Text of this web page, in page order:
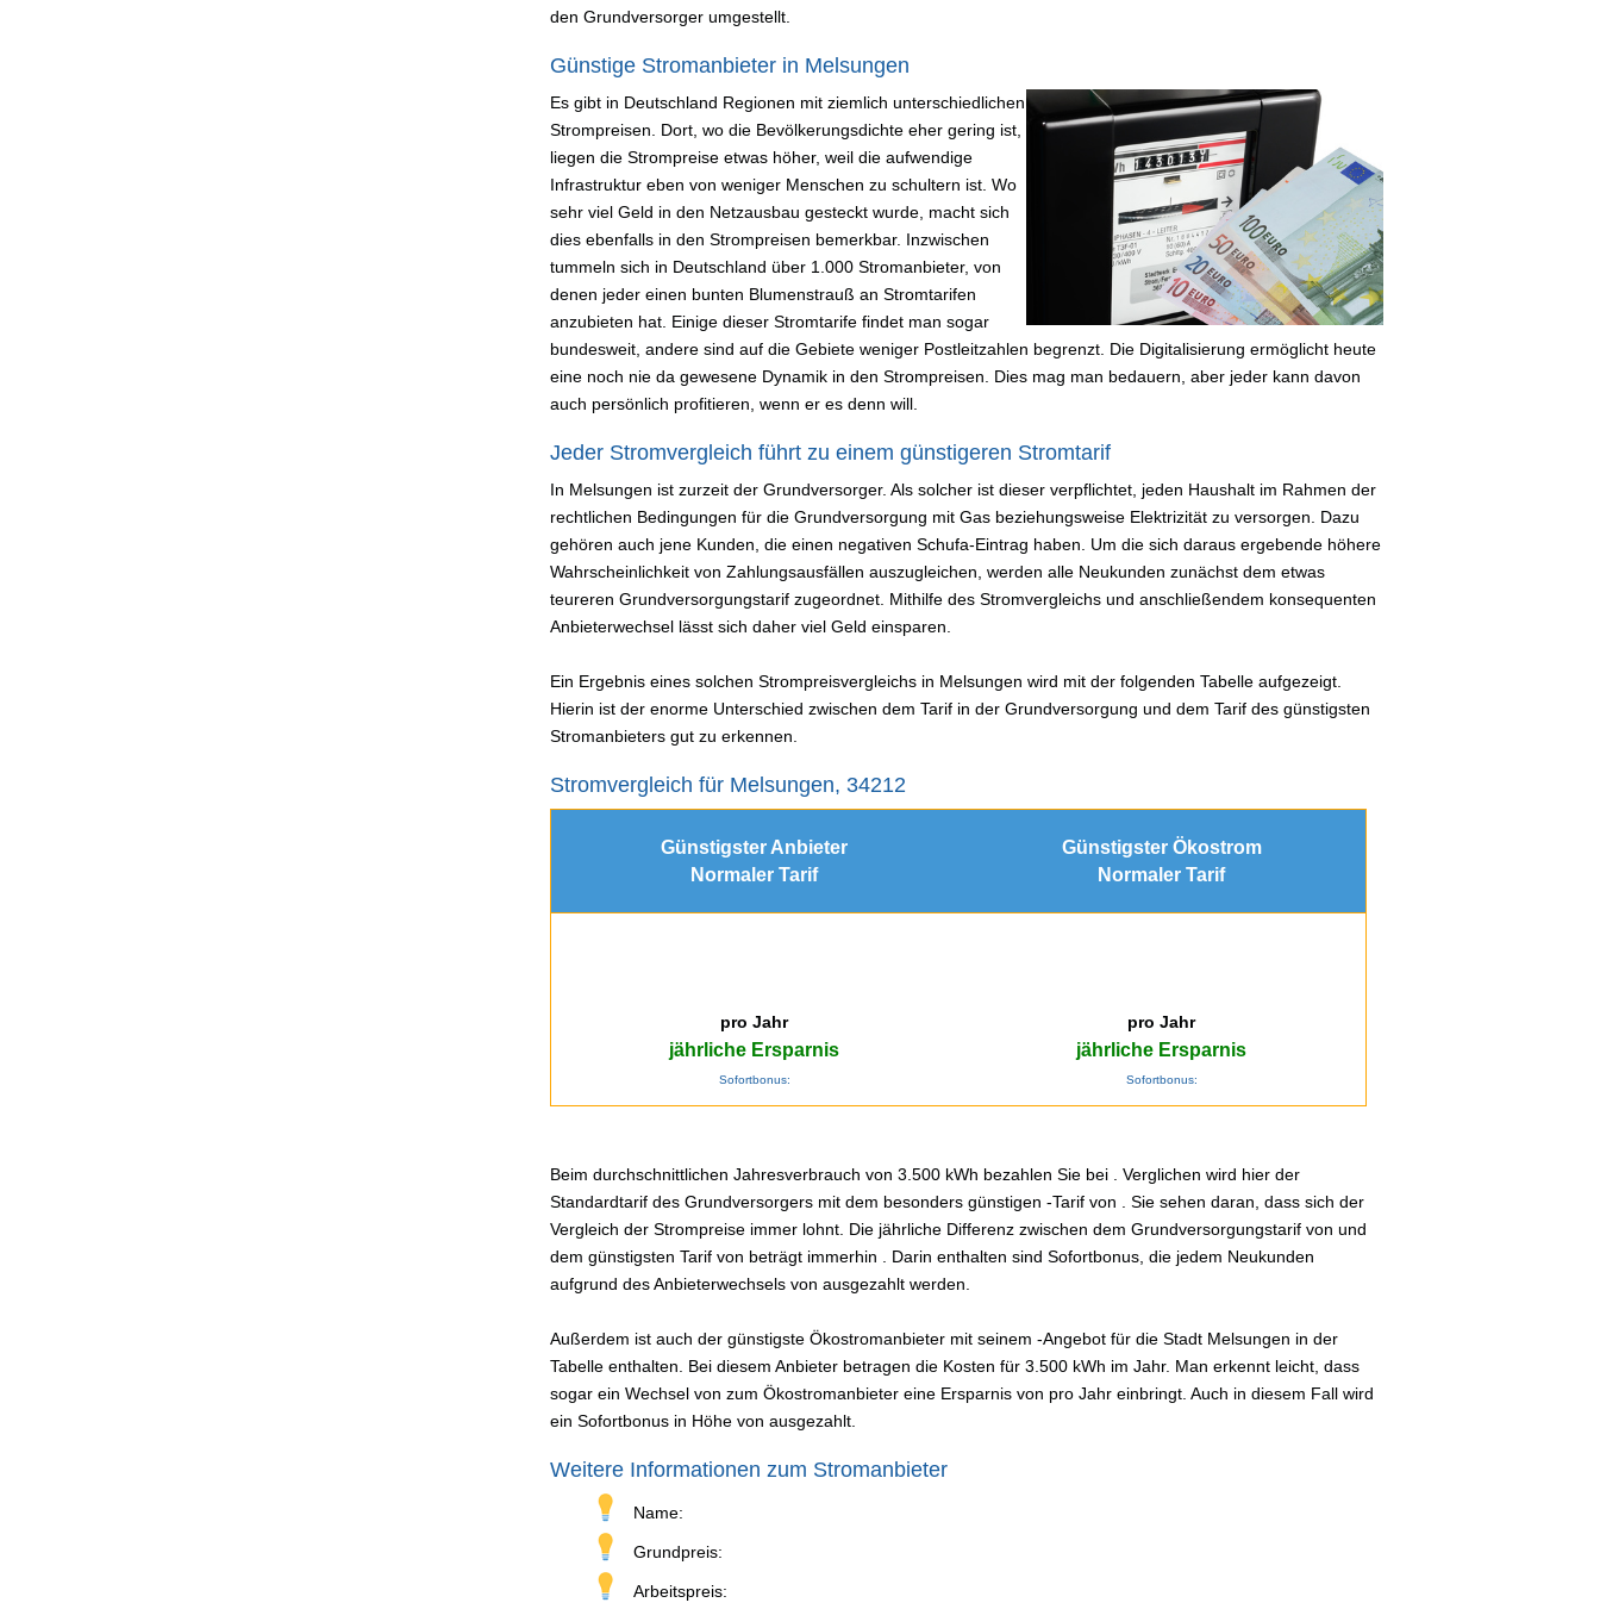
den Grundversorger umgestellt.
Günstige Stromanbieter in Melsungen
Es gibt in Deutschland Regionen mit ziemlich unterschiedlichen
Strompreisen. Dort, wo die Bevölkerungsdichte eher gering ist,
liegen die Strompreise etwas höher, weil die aufwendige
Infrastruktur eben von weniger Menschen zu schultern ist. Wo
sehr viel Geld in den Netzausbau gesteckt wurde, macht sich
dies ebenfalls in den Strompreisen bemerkbar. Inzwischen
tummeln sich in Deutschland über 1.000 Stromanbieter, von
denen jeder einen bunten Blumenstrauß an Stromtarifen
anzubieten hat. Einige dieser Stromtarife findet man sogar
bundesweit, andere sind auf die Gebiete weniger Postleitzahlen begrenzt. Die Digitalisierung ermöglicht heute
eine noch nie da gewesene Dynamik in den Strompreisen. Dies mag man bedauern, aber jeder kann davon
auch persönlich profitieren, wenn er es denn will.
Jeder Stromvergleich führt zu einem günstigeren Stromtarif
In Melsungen ist zurzeit der Grundversorger. Als solcher ist dieser verpflichtet, jeden Haushalt im Rahmen der
rechtlichen Bedingungen für die Grundversorgung mit Gas beziehungsweise Elektrizität zu versorgen. Dazu
gehören auch jene Kunden, die einen negativen Schufa-Eintrag haben. Um die sich daraus ergebende höhere
Wahrscheinlichkeit von Zahlungsausfällen auszugleichen, werden alle Neukunden zunächst dem etwas
teureren Grundversorgungstarif zugeordnet. Mithilfe des Stromvergleichs und anschließendem konsequenten
Anbieterwechsel lässt sich daher viel Geld einsparen.
Ein Ergebnis eines solchen Strompreisvergleichs in Melsungen wird mit der folgenden Tabelle aufgezeigt.
Hierin ist der enorme Unterschied zwischen dem Tarif in der Grundversorgung und dem Tarif des günstigsten
Stromanbieters gut zu erkennen.
Stromvergleich für Melsungen, 34212
Günstigster Anbieter
Normaler Tarif
Günstigster Ökostrom
Normaler Tarif
pro Jahr
jährliche Ersparnis
Sofortbonus:
pro Jahr
jährliche Ersparnis
Sofortbonus:
Beim durchschnittlichen Jahresverbrauch von 3.500 kWh bezahlen Sie bei . Verglichen wird hier der
Standardtarif des Grundversorgers mit dem besonders günstigen -Tarif von . Sie sehen daran, dass sich der
Vergleich der Strompreise immer lohnt. Die jährliche Differenz zwischen dem Grundversorgungstarif von und
dem günstigsten Tarif von beträgt immerhin . Darin enthalten sind Sofortbonus, die jedem Neukunden
aufgrund des Anbieterwechsels von ausgezahlt werden.
Außerdem ist auch der günstigste Ökostromanbieter mit seinem -Angebot für die Stadt Melsungen in der
Tabelle enthalten. Bei diesem Anbieter betragen die Kosten für 3.500 kWh im Jahr. Man erkennt leicht, dass
sogar ein Wechsel von zum Ökostromanbieter eine Ersparnis von pro Jahr einbringt. Auch in diesem Fall wird
ein Sofortbonus in Höhe von ausgezahlt.
Weitere Informationen zum Stromanbieter
Name:
Grundpreis:
Arbeitspreis: